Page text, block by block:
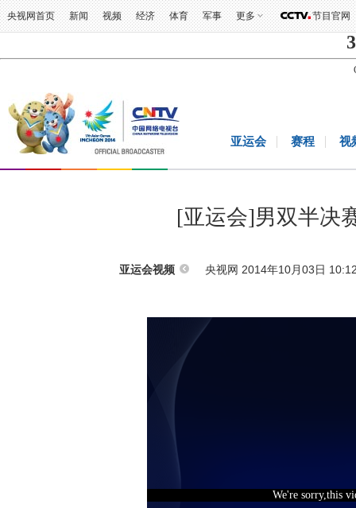
央视网首页 新闻 视频 经济 体育 军事 更多 节目官网
亚运会 赛程 视
[亚运会]男双半决
亚运会视频 央视网 2014年10月03日
We're sorry,this